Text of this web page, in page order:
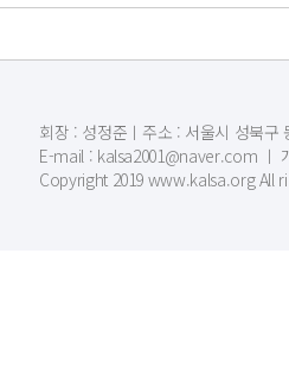
회장 : 성정준ㅣ주소 : 서울시 성북구
E-mail : kalsa2001@naver.com ㅣ
Copyright 2019 www.kalsa.org All